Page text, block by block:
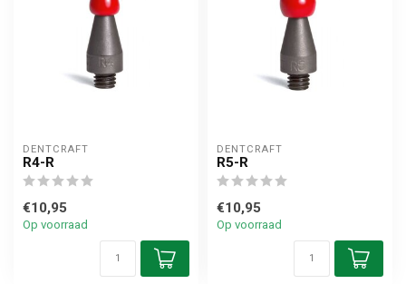
DENTCRAFT
R4-R
€10,95
Op voorraad
DENTCRAFT
R5-R
€10,95
Op voorraad